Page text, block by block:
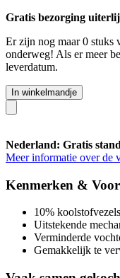
Gratis bezorging
Er zijn nog maar 0 stuks
onderweg! Als er meer
leverdatum.
In winkelmandje
Nederland: Gratis
Meer informatie over de
Kenmerken &
10% koolstofvezels
Uitstekende
Verminderde
Gemakkelijk te